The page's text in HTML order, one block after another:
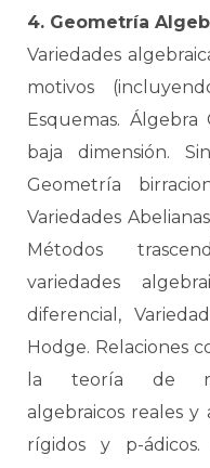
4. Geometría
Variedades
motivos
Esquemas. Álgebra
baja dimensión.
Geometría
Variedades
Métodos
variedades
diferencial,
Hodge. Relaciones
la teoría de
algebraicos reales y
rígidos y p-